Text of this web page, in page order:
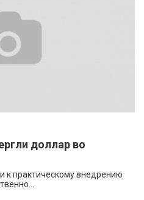
доллар во
к практическому внедрению